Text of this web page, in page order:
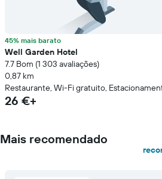
45% mais barato
Well Garden Hotel
7.7 Bom (1 303 avaliações)
0,87 km
Restaurante, Wi-Fi gratuito,
26 €+
Mais recomendado